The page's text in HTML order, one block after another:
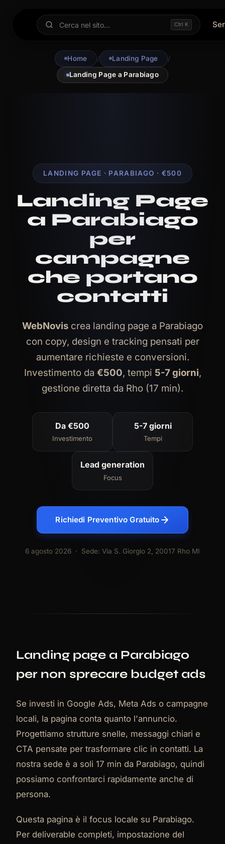
Ctrl K
Home / Landing Page /
Landing Page a Parabiago
LANDING PAGE · PARABIAGO · €500
Landing Page
a Parabiago
per
campagne
che portano
contatti
WebNovis crea landing page a Parabiago
con copy, design e tracking pensati per
aumentare richieste e conversioni.
Investimento da €500, tempi 5-7 giorni,
gestione diretta da Rho (17 min).
Da €500
Investimento
5-7 giorni
Tempi
Lead generation
Focus
Richiedi Preventivo Gratuito
6 agosto 2026 · Sede: Via S. Giorgio 2, 20017 Rho MI
Landing page a Parabiago
per non sprecare budget ads
Se investi in Google Ads, Meta Ads o campagne
locali, la pagina conta quanto l'annuncio.
Progettiamo strutture snelle, messaggi chiari e
CTA pensate per trasformare clic in contatti. La
nostra sede è a soli 17 min da Parabiago, quindi
possiamo confrontarci rapidamente anche di
persona.
Questa pagina è il focus locale su Parabiago.
Per deliverable completi, impostazione del